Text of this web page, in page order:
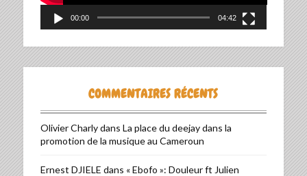
00:00 04:42
COMMENTAIRES RÉCENTS
Olivier Charlydans La place du deejay dans la
promotion de la musique au Cameroun
Ernest DJIELE dans « Ebofo »: Douleur ft Julien